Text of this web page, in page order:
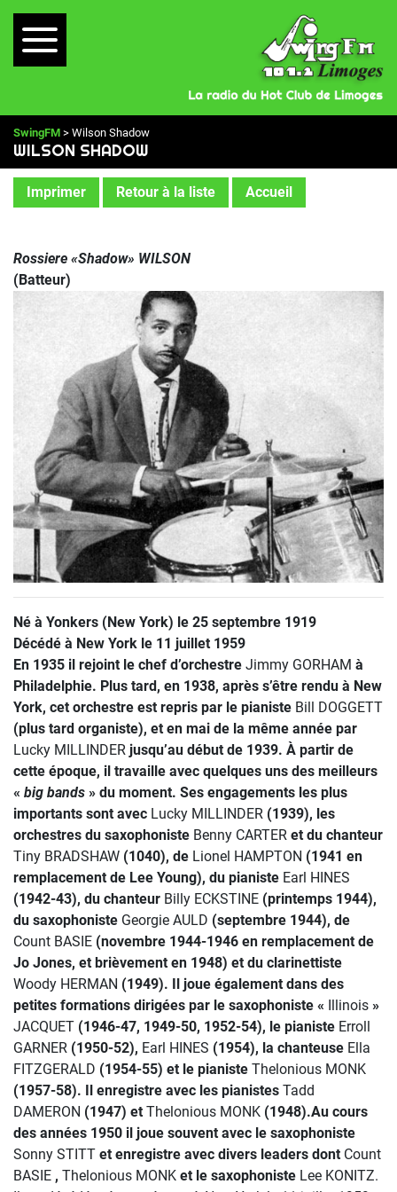
SwingFM > Wilson Shadow
WILSON SHADOW
Imprimer Retour à la liste Accueil
Rossiere «Shadow» WILSON
(Batteur)
Né à Yonkers (New York) le 25 septembre 1919
Décédé à New York le 11 juillet 1959
En 1935 il rejoint le chef d’orchestre Jimmy GORHAM à
Philadelphie. Plus tard, en 1938, après s’être rendu à New
York, cet orchestre est repris par le pianiste Bill DOGGETT
(plus tard organiste), et en mai de la même année par
Lucky MILLINDER jusqu’au début de 1939. À partir de
cette époque, il travaille avec quelques uns des meilleurs
« big bands » du moment. Ses engagements les plus
importants sont avec Lucky MILLINDER (1939), les
orchestres du saxophoniste Benny CARTER et du chanteur
Tiny BRADSHAW (1040), de Lionel HAMPTON (1941 en
remplacement de Lee Young), du pianiste Earl HINES
(1942-43), du chanteur Billy ECKSTINE (printemps 1944),
du saxophoniste Georgie AULD (septembre 1944), de
Count BASIE (novembre 1944-1946 en remplacement de
Jo Jones, et brièvement en 1948) et du clarinettiste
Woody HERMAN (1949). Il joue également dans des
petites formations dirigées par le saxophoniste « Illinois »
JACQUET (1946-47, 1949-50, 1952-54), le pianiste Erroll
GARNER (1950-52), Earl HINES (1954), la chanteuse Ella
FITZGERALD (1954-55) et le pianiste Thelonious MONK
(1957-58). Il enregistre avec les pianistes Tadd
DAMERON (1947) et Thelonious MONK (1948).Au cours
des années 1950 il joue souvent avec le saxophoniste
Sonny STITT et enregistre avec divers leaders dont Count
BASIE , Thelonious MONK et le saxophoniste Lee KONITZ.